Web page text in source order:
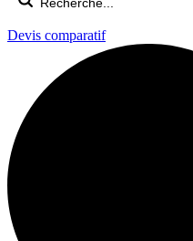
Devis comparatif